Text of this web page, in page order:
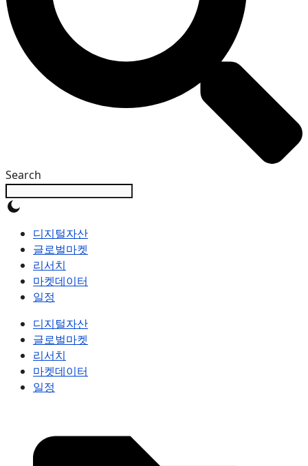
Search
디지털자산
글로벌마켓
리서치
마켓데이터
일정
디지털자산
글로벌마켓
리서치
마켓데이터
일정